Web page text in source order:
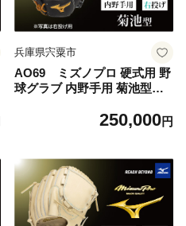
兵庫県宍粟市
AO69 ミズノプロ 硬式用 野
球グラブ 内野手用 菊池型（
グラブ 内野 内野手 受注生産
250,000円